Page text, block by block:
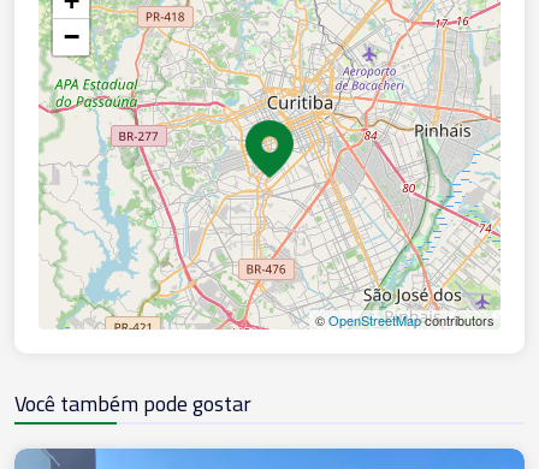
−
©OpenStreetMapcontributors
Você também pode gostar